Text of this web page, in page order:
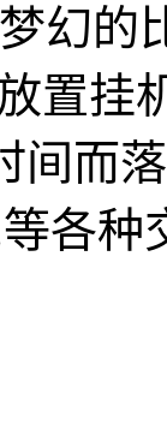
幻的
置挂
间而
各